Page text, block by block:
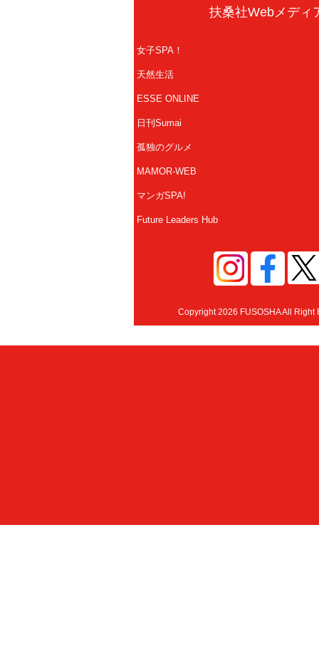
扶桑社Webメディ
女子SPA！
天然生活
ESSE ONLINE
日刊Sumai
孤独のグルメ
MAMOR-WEB
マンガSPA!
Future Leaders Hub
Copyright 2026 FUSOSHA All Right